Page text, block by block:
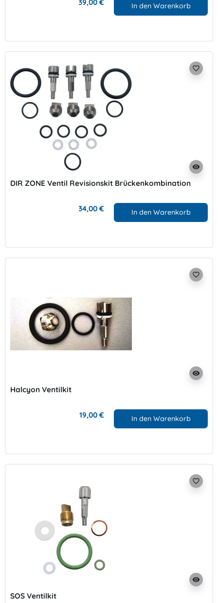
39,00 € In den Warenkorb
visibility
favorite_border
DIR ZONE Ventil Revisionskit Brückenkombination
34,00 € In den Warenkorb
visibility
favorite_border
Halcyon Ventilkit
19,00 € In den Warenkorb
visibility
favorite_border
SOS Ventilkit